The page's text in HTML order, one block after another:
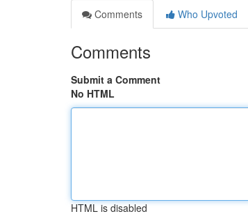
Comments
Who Upvoted
Comments
Submit a Comment
No HTML
HTML is disabled